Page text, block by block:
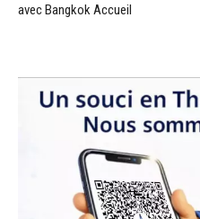
avec Bangkok Accueil